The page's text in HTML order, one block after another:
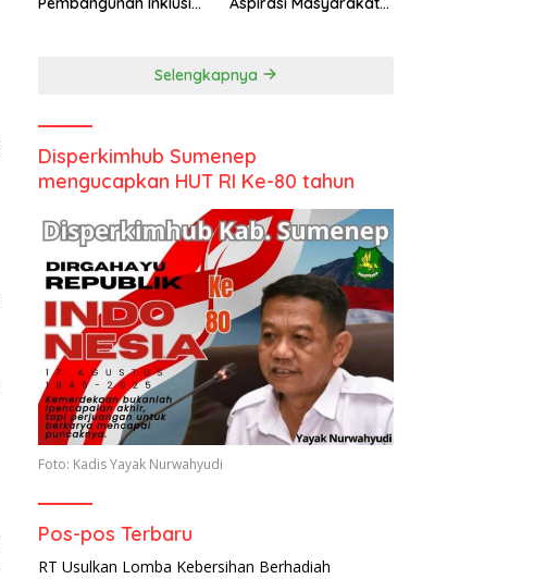
Selengkapnya
Disperkimhub Sumenep
mengucapkan HUT RI Ke-80 tahun
Foto: Kadis Yayak Nurwahyudi
Pos-pos Terbaru
RT Usulkan Lomba Kebersihan Berhadiah